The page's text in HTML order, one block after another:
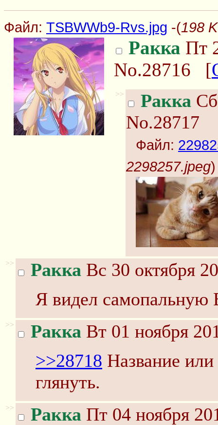
Файл: TSBWWb9-Rvs.jpg -(198
Ракка Пт
No.28716 [
>> Ракка
No.28717
Файл:
2298257.jpeg)
>> Ракка Вс 30 октября
Я видел самопальную
>> Ракка Вт 01 ноября
>>28718 Название
глянуть.
>> Ракка Пт 04 ноября